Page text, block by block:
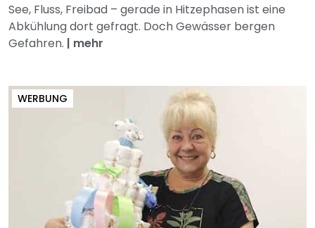
See, Fluss, Freibad – gerade in Hitzephasen ist eine
Abkühlung dort gefragt. Doch Gewässer bergen
Gefahren. | mehr
WERBUNG